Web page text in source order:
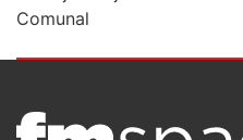
Comunal